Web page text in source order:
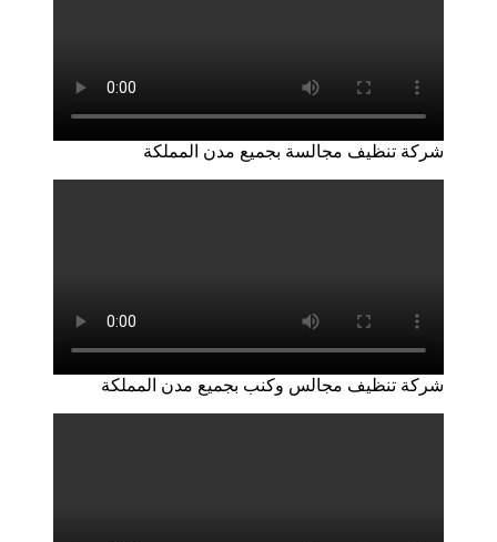
شركة تنظيف مجالسة بجميع مدن المملكة
شركة تنظيف مجالس وكنب بجميع مدن المملكة